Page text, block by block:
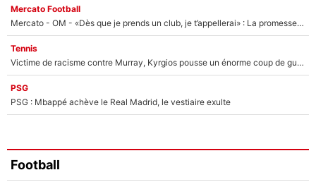
Mercato Football
Mercato - OM - «Dès que je prends un club, je t’appellerai» : La promesse de Marcelino au moment de claquer la porte
Tennis
Victime de racisme contre Murray, Kyrgios pousse un énorme coup de gueule !
PSG
PSG : Mbappé achève le Real Madrid, le vestiaire exulte
Football